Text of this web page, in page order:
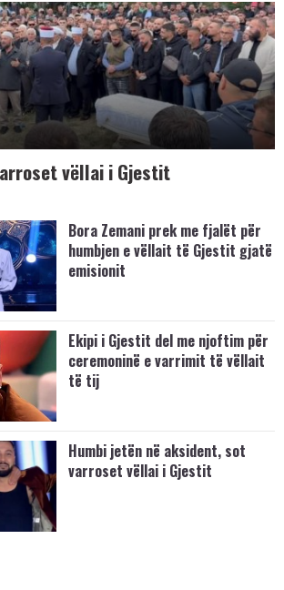
vëllai i Gjestit
Bora Zemani prek me fjalët për
humbjen e vëllait të Gjestit gjatë
emisionit
Ekipi i Gjestit del me njoftim për
ceremoninë e varrimit të vëllait
të tij
Humbi jetën në aksident, sot
varroset vëllai i Gjestit